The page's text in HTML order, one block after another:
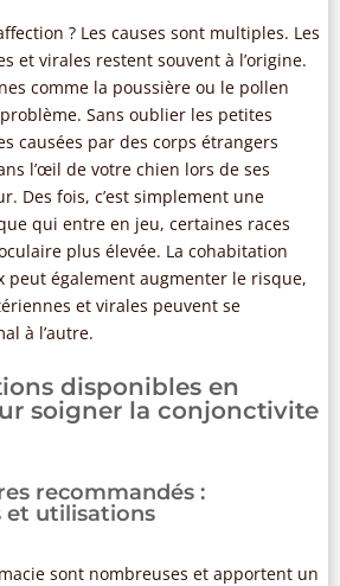
? Les causes sont multiples. Les
et virales restent souvent à l’origine.
comme la poussière ou le pollen
Sans oublier les petites
causées par des corps étrangers
l’œil de votre chien lors de ses
Des fois, c’est simplement une
qui entre en jeu, certaines races
plus élevée. La cohabitation
peut également augmenter le risque,
et virales peuvent se
à l’autre.
disponibles en
soigner la conjonctivite
recommandés :
et utilisations
sont nombreuses et apportent un